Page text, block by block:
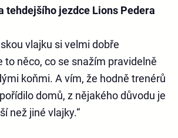
tehdejšího jezdce Lions Pedera
vlajku si velmi dobře
to něco, co se snažím pravidelně
koňmi. A vím, že hodně trenérů
domů, z nějakého důvodu je
než jiné vlajky.“